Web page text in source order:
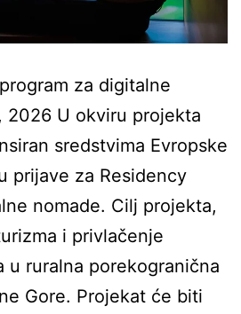
za digitalne
2026 U okviru projekta
sredstvima Evropske
prijave za Residency
nomade. Cilj projekta,
i privlačenje
u ruralna porekogranična
Gore. Projekat će biti